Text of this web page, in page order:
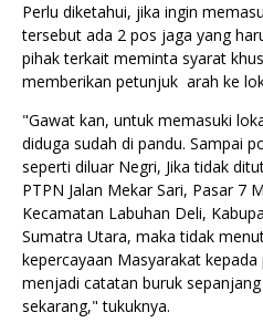
Perlu diketahui, jika ingin
tersebut ada 2 pos jaga yang
pihak terkait meminta syarat
memberikan petunjuk arah ke
"Gawat kan, untuk memasuki
diduga sudah di pandu. Sampai
seperti diluar Negri, Jika tidak
PTPN Jalan Mekar Sari, Pasar 7
Kecamatan Labuhan Deli,
Sumatra Utara, maka tidak
kepercayaan Masyarakat
menjadi catatan buruk
sekarang," tukuknya.